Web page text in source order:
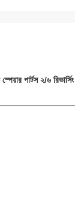
পার্টস ২/৬